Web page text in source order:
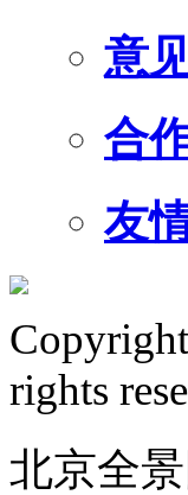
意
合
友
rights
北京全